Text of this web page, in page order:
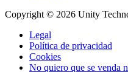
Copyright © 2026 Unity
Legal
Política de privacidad
Cookies
No quiero que se venda